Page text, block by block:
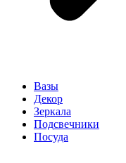
Вазы
Декор
Зеркала
Подсвечники
Посуда